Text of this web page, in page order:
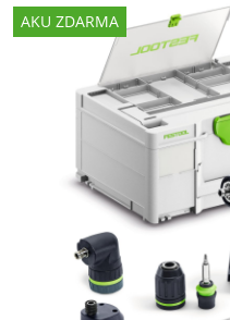
AKU ZDARMA